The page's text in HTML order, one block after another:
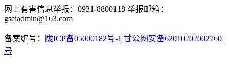
网上有害信息举报：0931-8800118 举报邮箱：
gseiadmin@163.com
备案编号： 陇ICP备05000182号-1 甘公网安备62010202002760
号